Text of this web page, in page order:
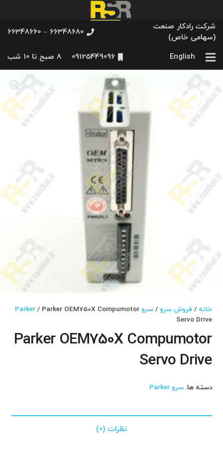
شرکت رادکار صنعت
(سهامی خاص)
66348680 – 66348660
English
09125449096 8 صبح تا 10 شب
خانه / فروش سرو /سرو Parker/ Parker OEM750X Compumotor
Servo Drive
Parker OEM750X Compumotor
Servo Drive
دسته ها:سرو Parker
نظرات (0)